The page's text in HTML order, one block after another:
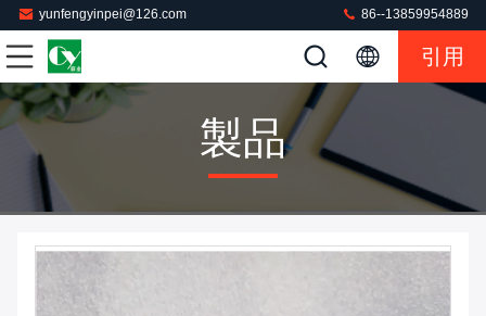
yunfengyinpei@126.com 86--13859954889
引用
製品